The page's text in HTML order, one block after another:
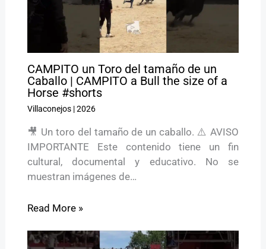
CAMPITO un Toro del tamaño de un
Caballo | CAMPITO a Bull the size of a
Horse #shorts
Villaconejos|2026
🎥 Un toro del tamaño de un caballo. ⚠️ AVISO
IMPORTANTE Este contenido tiene un fin
cultural, documental y educativo. No se
muestran imágenes de…
Read More »